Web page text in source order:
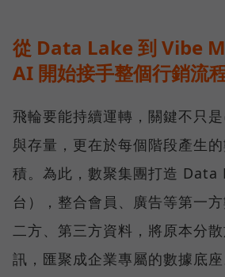
從 Data Lake 到 Vibe
AI 開始接手整個行銷流
飛輪要能持續運轉，關鍵不只
與存量，更在於每個階段產生
積。為此，數聚集團打造 Data
台），整合會員、廣告等第一
二方、第三方資料，將原本分
訊，匯聚成企業專屬的數據底座